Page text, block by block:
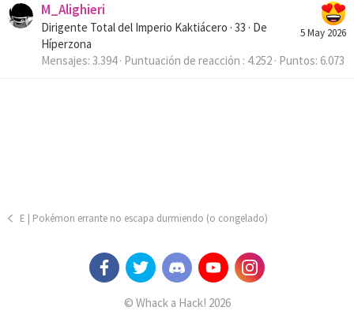
5 May 2026
M_Alighieri
Dirigente Total del Imperio Kaktiácero · 33 · De
Híperzona
Mensajes 3.394 Puntuación de reacción 4.252 Puntos 6.073
E | Pokémon errante no escapa durmiendo (o congelado)
© Whack a Hack! 2026